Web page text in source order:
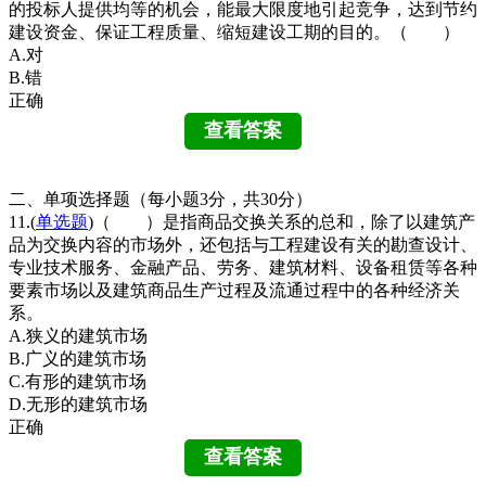
的投标人提供均等的机会，能最大限度地引起竞争，达到节约
建设资金、保证工程质量、缩短建设工期的目的。（ ）
A.对
B.错
正确
二、单项选择题（每小题3分，共30分）
11.(单选题)（ ）是指商品交换关系的总和，除了以建筑产
品为交换内容的市场外，还包括与工程建设有关的勘查设计、
专业技术服务、金融产品、劳务、建筑材料、设备租赁等各种
要素市场以及建筑商品生产过程及流通过程中的各种经济关
系。
A.狭义的建筑市场
B.广义的建筑市场
C.有形的建筑市场
D.无形的建筑市场
正确